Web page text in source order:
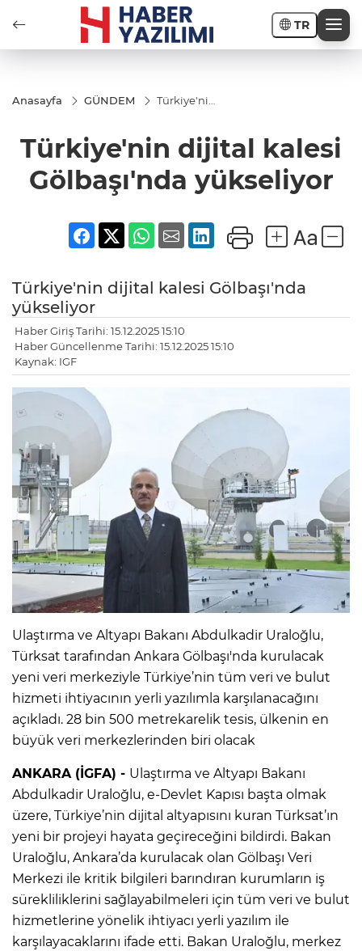
TR
Anasayfa GÜNDEM
Türkiye'nin
Gölbaşı'nda
yükseliyor
Türkiye'nin dijital kalesi
Gölbaşı'nda yükseliyor
Türkiye'nin dijital kalesi Gölbaşı'nda
yükseliyor
Haber Giriş Tarihi: 15.12.2025 15:10
Haber Güncellenme Tarihi: 15.12.2025 15:10
Kaynak: IGF
Ulaştırma ve Altyapı Bakanı Abdulkadir Uraloğlu,
Türksat tarafından Ankara Gölbaşı'nda kurulacak
yeni veri merkeziyle Türkiye’nin tüm veri ve bulut
hizmeti ihtiyacının yerli yazılımla karşılanacağını
açıkladı. 28 bin 500 metrekarelik tesis, ülkenin en
büyük veri merkezlerinden biri olacak
ANKARA (İGFA) - Ulaştırma ve Altyapı Bakanı
Abdulkadir Uraloğlu, e-Devlet Kapısı başta olmak
üzere, Türkiye’nin dijital altyapısını kuran Türksat’ın
yeni bir projeyi hayata geçireceğini bildirdi. Bakan
Uraloğlu, Ankara’da kurulacak olan Gölbaşı Veri
Merkezi ile kritik bilgileri barındıran kurumların iş
sürekliliklerini sağlayabilmeleri için tüm veri ve bulut
hizmetlerine yönelik ihtiyacı yerli yazılım ile
karşılayacaklarını ifade etti. Bakan Uraloğlu, merkez